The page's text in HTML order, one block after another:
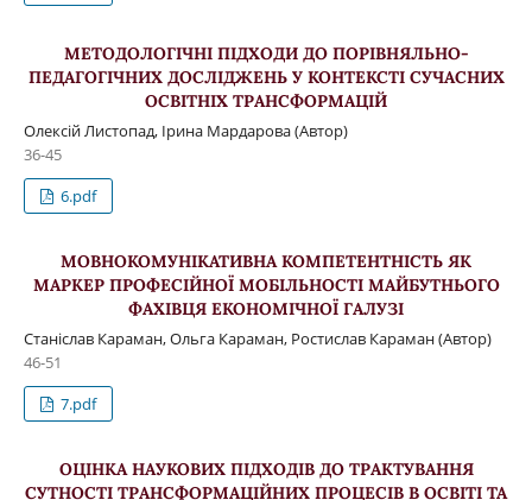
МЕТОДОЛОГІЧНІ ПІДХОДИ ДО ПОРІВНЯЛЬНО-
ПЕДАГОГІЧНИХ ДОСЛІДЖЕНЬ У КОНТЕКСТІ СУЧАСНИХ
ОСВІТНІХ ТРАНСФОРМАЦІЙ
Олексій Листопад, Ірина Мардарова (Автор)
36-45
6.pdf
МОВНОКОМУНІКАТИВНА КОМПЕТЕНТНІСТЬ ЯК
МАРКЕР ПРОФЕСІЙНОЇ МОБІЛЬНОСТІ МАЙБУТНЬОГО
ФАХІВЦЯ ЕКОНОМІЧНОЇ ГАЛУЗІ
Станіслав Караман, Ольга Караман, Ростислав Караман (Автор)
46-51
7.pdf
ОЦІНКА НАУКОВИХ ПІДХОДІВ ДО ТРАКТУВАННЯ
СУТНОСТІ ТРАНСФОРМАЦІЙНИХ ПРОЦЕСІВ В ОСВІТІ ТА